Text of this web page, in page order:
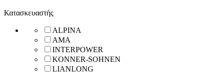
Κατασκευαστής
ALPINA
AMA
INTERPOWER
KONNER-SOHNEN
LIANLONG